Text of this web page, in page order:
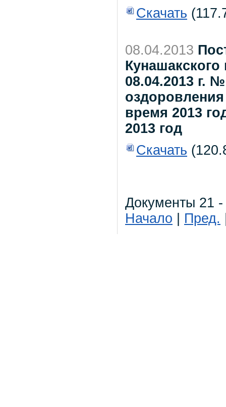
Скачать
08.04.2013
08.04.2013 г.
оздоровления
время 2013
2013 год
Скачать
Документы 21 -
Начало
Пред.